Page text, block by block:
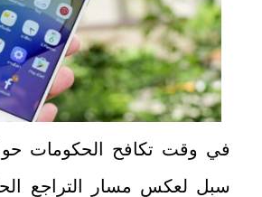
في وقت تكافح الحكومات حول
سبل لعكس مسار التراجع